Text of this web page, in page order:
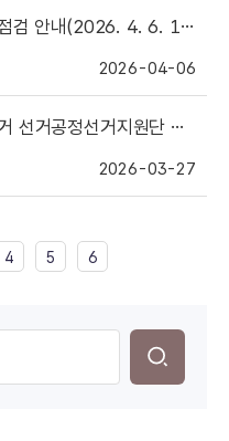
(2026. 4. 6. 18:00 ~ 21:00)
2026-04-06
선거지원단 최종합격자 공고
2026-03-27
4 5 6